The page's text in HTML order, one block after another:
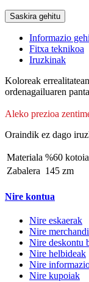
Saskira gehitu
Informazio
Fitxa teknikoa
Iruzkinak
Koloreak
ordenagailuaren
Aleko prezioa
Oraindik ez dago
Materiala %60
Zabalera 145 zm
Nire kontua
Nire eskaerak
Nire
Nire deskontu
Nire helbideak
Nire
Nire kupoiak